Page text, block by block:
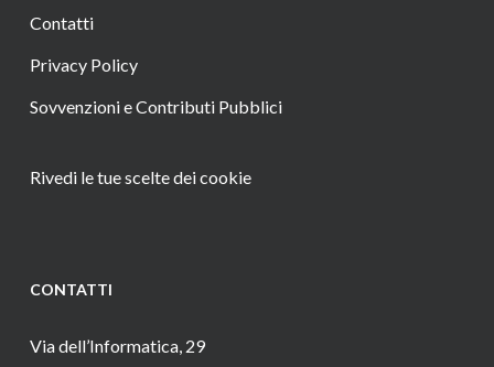
Contatti
Privacy Policy
Sovvenzioni e Contributi Pubblici
Rivedi le tue scelte dei cookie
CONTATTI
Via dell’Informatica, 29